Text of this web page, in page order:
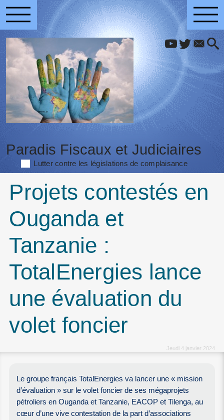
Paradis Fiscaux et Judiciaires
Lutter contre les législations de complaisance
Projets contestés en
Ouganda et
Tanzanie :
TotalEnergies lance
une évaluation du
volet foncier
Jeudi 4 janvier 2024
Le groupe français TotalEnergies va lancer une « mission
d’évaluation » sur le volet foncier de ses mégaprojets
pétroliers en Ouganda et Tanzanie, EACOP et Tilenga, au
cœur d’une vive contestation de la part d’associations